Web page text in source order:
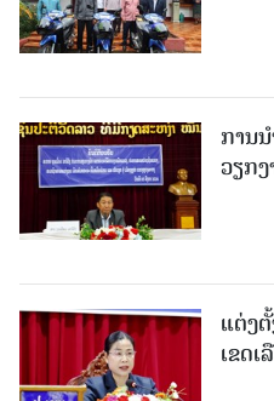
ການ
ວຽກ
ແຕ່ງ
ເຂດ